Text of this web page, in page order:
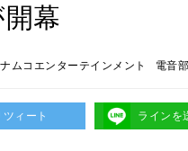
幕
ムコエンターテインメント 電音部
ツィート ラインを